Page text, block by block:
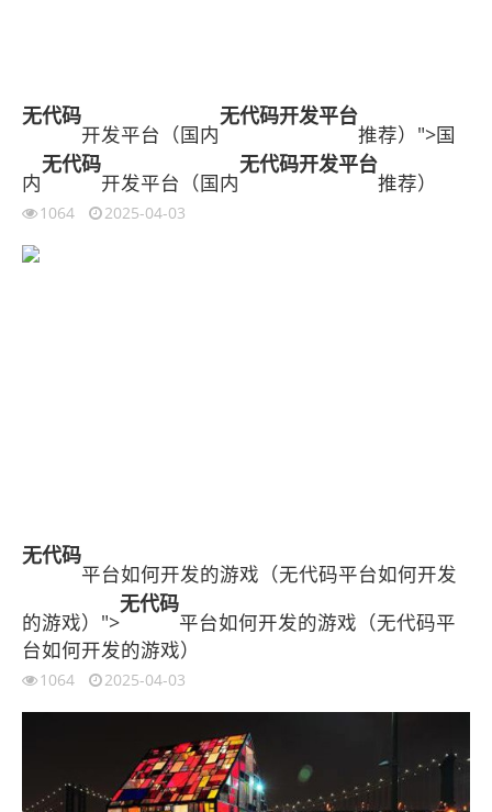
无代码
开发平台（国内
无代码开发平台
推荐）">国
内
无代码
开发平台（国内
无代码开发平台
推荐）
1064 2025-04-03
无代码
平台如何开发的游戏（无代码平台如何开发
的游戏）">
无代码
平台如何开发的游戏（无代码平
台如何开发的游戏）
1064 2025-04-03